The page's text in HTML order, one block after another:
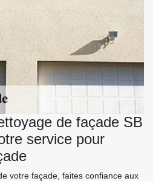
de façade SB
service pour
votre façade, faites confiance aux